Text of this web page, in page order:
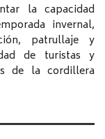
la capacidad
invernal,
patrullaje y
de turistas y
de la cordillera